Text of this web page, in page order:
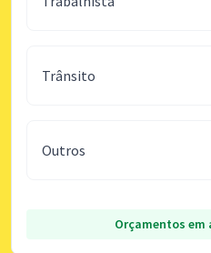
Trânsito
Outros
Orçamentos em